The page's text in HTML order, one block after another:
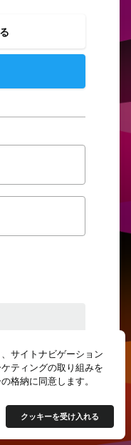
新規登録
サイトナビゲーション
ティングの取り組みを
格納に同意します。
クッキーを受け入れる